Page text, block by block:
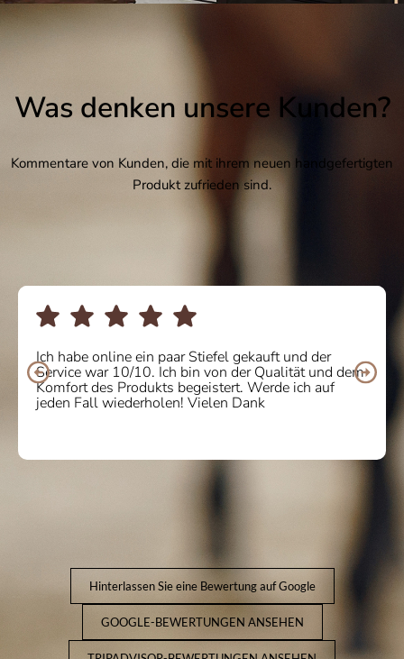
Was denken unsere Kunden?
Kommentare von Kunden, die mit ihrem neuen handgefertigten
Produkt zufrieden sind.
Ich habe online ein paar Stiefel gekauft und der
Service war 10/10. Ich bin von der Qualität und dem
Komfort des Produkts begeistert. Werde ich auf
jeden Fall wiederholen! Vielen Dank
Hinterlassen Sie eine Bewertung auf Google
GOOGLE-BEWERTUNGEN ANSEHEN